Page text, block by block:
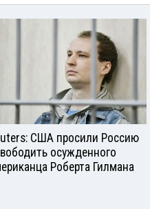
США просили Россию
осужденного
Роберта Гилмана